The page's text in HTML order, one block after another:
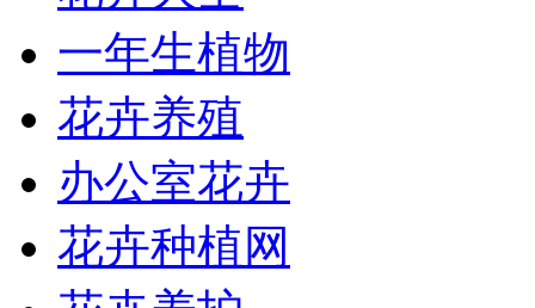
一年生植物
花卉养殖
办公室花卉
花卉种植网